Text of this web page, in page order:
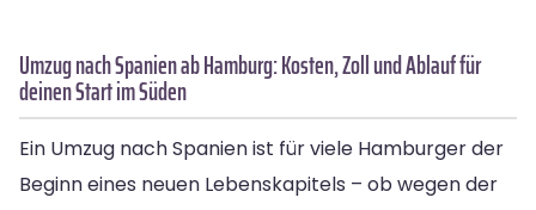
Umzug nach Spanien ab Hamburg: Kosten, Zoll und Ablauf für
deinen Start im Süden
Ein Umzug nach Spanien ist für viele Hamburger der
Beginn eines neuen Lebenskapitels – ob wegen der